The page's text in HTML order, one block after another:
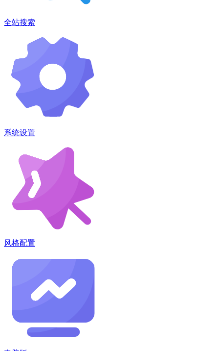
全站搜索
系统设置
风格配置